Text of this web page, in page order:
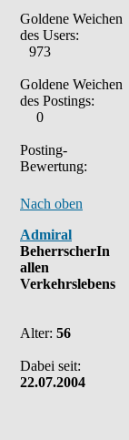
Goldene Weichen
des Users:
973
Goldene Weichen
des Postings:
0
Posting-
Bewertung:
Nach oben
Admiral
BeherrscherIn
allen
Verkehrslebens
Alter: 56
Dabei seit:
22.07.2004